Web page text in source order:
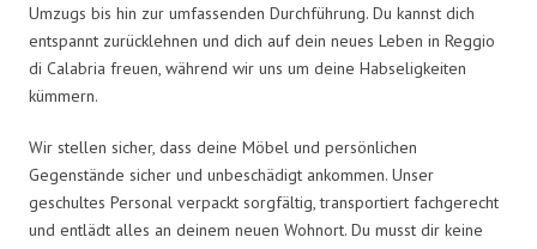
Umzugs bis hin zur umfassenden Durchführung. Du kannst dich
entspannt zurücklehnen und dich auf dein neues Leben in Reggio
di Calabria freuen, während wir uns um deine Habseligkeiten
kümmern.
Wir stellen sicher, dass deine Möbel und persönlichen
Gegenstände sicher und unbeschädigt ankommen. Unser
geschultes Personal verpackt sorgfältig, transportiert fachgerecht
und entlädt alles an deinem neuen Wohnort. Du musst dir keine